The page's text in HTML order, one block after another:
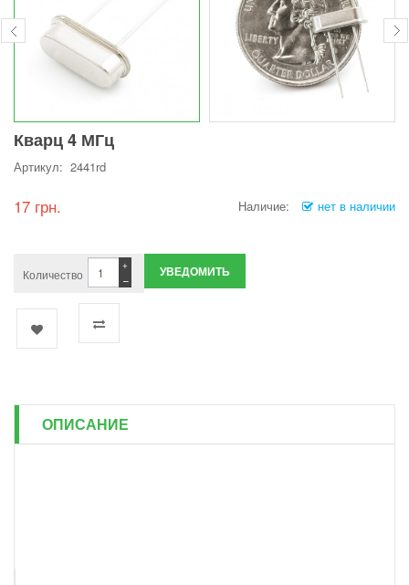
Кварц 4 МГц
Артикул: 2441rd
17 грн. Наличие: нет в наличии
Количество −
+ УВЕДОМИТЬ
ОПИСАНИЕ